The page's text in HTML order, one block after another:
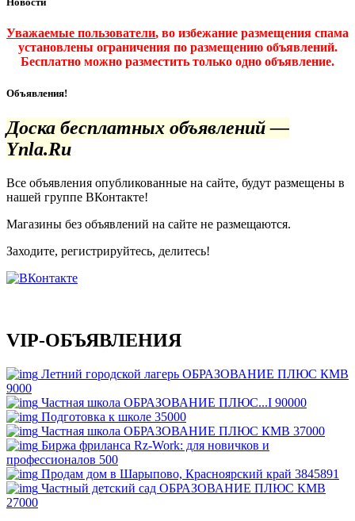
Уважаемые пользователи, во избежание размещения спама
установлены ограничения по размещению объявлений.
Бесплатно можно разместить только одно объявление.
Объявления!
Доска бесплатных объявлений —
Ynla.Ru
Все объявления опубликованные на сайте, будут размещены в
нашей группе ВКонтакте!
Магазины без объявлений на сайте не размещаются.
Заходите, регистрируйтесь, делитесь!
VIP-ОБЪЯВЛЕНИЯ
Летний городской лагерь ОБРАЗОВАНИЕ ПЛЮС КМВ
9000
Частная школа ОБРАЗОВАНИЕ ПЛЮС...I 90000
Подготовка к школе 35000
Частная школа ОБРАЗОВАНИЕ ПЛЮС КМВ 37000
Биржа фриланса Rz-Work: для новичков и
профессионалов 500
Продам дом в Шарыпово, Красноярский край 3845891
Частный детский сад ОБРАЗОВАНИЕ ПЛЮС КМВ
27000